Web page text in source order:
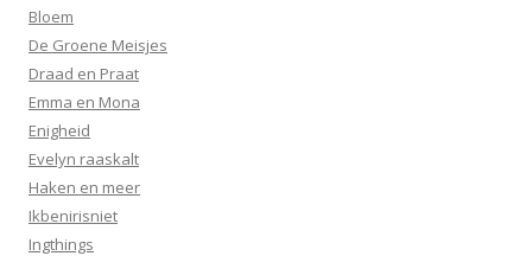
Bloem
De Groene Meisjes
Draad en Praat
Emma en Mona
Enigheid
Evelyn raaskalt
Haken en meer
Ikbenirisniet
Ingthings